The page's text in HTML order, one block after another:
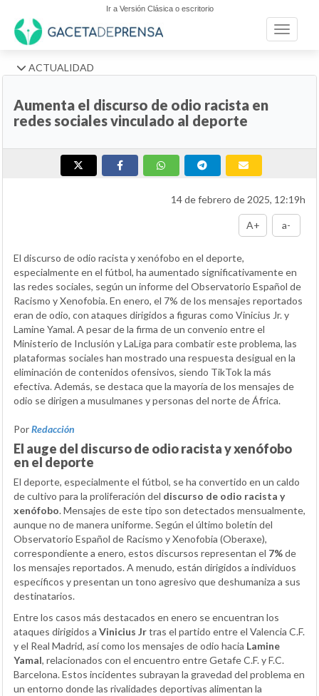
Ir a Versión Clásica o escritorio
Toggle
ACTUALIDAD
Aumenta el discurso de odio racista en
redes sociales vinculado al deporte
14 de febrero de 2025, 12:19h
A+ a-
El discurso de odio racista y xenófobo en el deporte,
especialmente en el fútbol, ha aumentado significativamente en
las redes sociales, según un informe del Observatorio Español de
Racismo y Xenofobia. En enero, el 7% de los mensajes reportados
eran de odio, con ataques dirigidos a figuras como Vinicius Jr. y
Lamine Yamal. A pesar de la firma de un convenio entre el
Ministerio de Inclusión y LaLiga para combatir este problema, las
plataformas sociales han mostrado una respuesta desigual en la
eliminación de contenidos ofensivos, siendo TikTok la más
efectiva. Además, se destaca que la mayoría de los mensajes de
odio se dirigen a musulmanes y personas del norte de África.
PorRedacción
El auge del discurso de odio racista y xenófobo
en el deporte
El deporte, especialmente el fútbol, se ha convertido en un caldo
de cultivo para la proliferación del discurso de odio racista y
xenófobo. Mensajes de este tipo son detectados mensualmente,
aunque no de manera uniforme. Según el último boletín del
Observatorio Español de Racismo y Xenofobia (Oberaxe),
correspondiente a enero, estos discursos representan el 7%de
los mensajes reportados. A menudo, están dirigidos a individuos
específicos y presentan un tono agresivo que deshumaniza a sus
destinatarios.
Entre los casos más destacados en enero se encuentran los
ataques dirigidos a Vinicius Jrtras el partido entre el Valencia C.F.
y el Real Madrid, así como los mensajes de odio hacia Lamine
Yamal, relacionados con el encuentro entre Getafe C.F. y F.C.
Barcelona. Estos incidentes subrayan la gravedad del problema en
un entorno donde las rivalidades deportivas alimentan la